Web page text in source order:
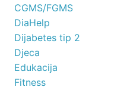
CGMS/FGMS
DiaHelp
Dijabetes tip 2
Djeca
Edukacija
Fitness